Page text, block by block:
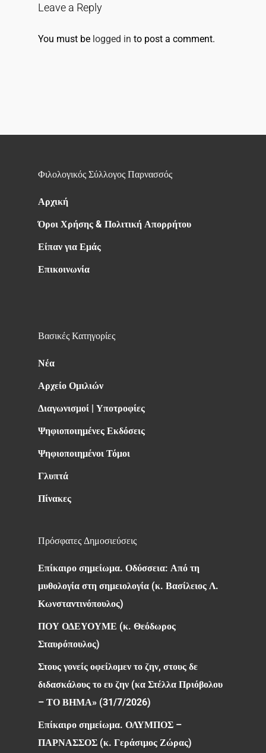
Leave a Reply
You must be logged in to post a comment.
Φιλολογικός Σύλλογος Παρνασσός
Αρχική
Όροι Χρήσης & Πολιτική Απορρήτου
Είπαν για Εμάς
Επικοινωνία
Βασικές Κατηγορίες
Νέα
Αρχείο Ομιλιών
Διαγωνισμοί | Υποτροφίες
Ψηφιοποιημένες Εκδόσεις
Ψηφιοποιημένοι Τόμοι
Γλυπτά
Πίνακες
Πρόσφατες Δημοσιεύσεις
Επίκαιρο σημείωμα. Οδύσσεια: Από τη
μυθολογία στη σημειολογία (κ. Βασίλειος Λ.
Κωνσταντινόπουλος)
ΠΟΥ ΟΔΕΥΟΥΜΕ (κ. Θεόδωρος
Σταυρόπουλος)
Στους γονείς οφείλομεν το ζην, στους δε
διδασκάλους το ευ ζην (κα Στέλλα Πριόβολου
– ΤΟ ΒΗΜΑ» (31/7/2026)
Επίκαιρο σημείωμα. ΟΛΥΜΠΟΣ –
ΠΑΡΝΑΣΣΟΣ (κ. Γεράσιμος Ζώρας)